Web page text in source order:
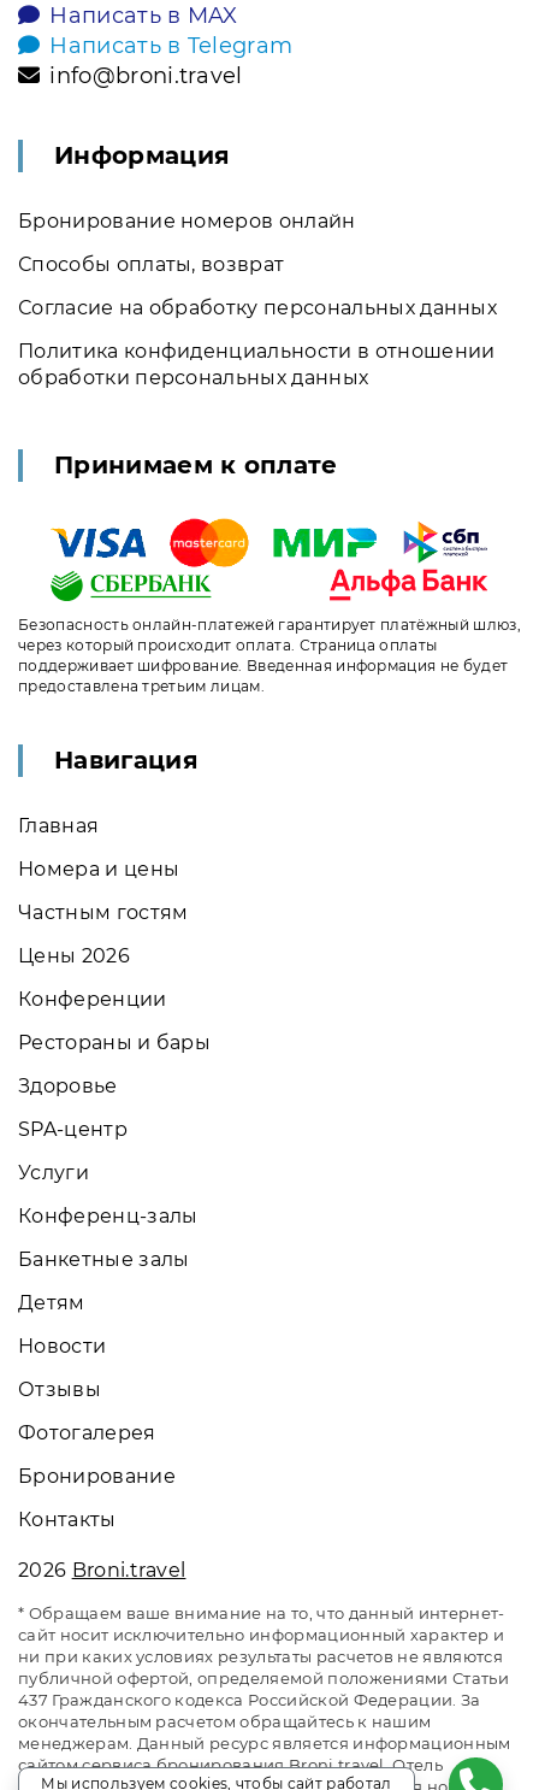
Написать в MAX
Написать в Telegram
info@broni.travel
Информация
Бронирование номеров онлайн
Способы оплаты, возврат
Согласие на обработку персональных данных
Политика конфиденциальности в отношении
обработки персональных данных
Принимаем к оплате
Безопасность онлайн-платежей гарантирует платёжный шлюз,
через который происходит оплата. Страница оплаты
поддерживает шифрование. Введенная информация не будет
предоставлена третьим лицам.
Навигация
Главная
Номера и цены
Частным гостям
Цены 2026
Конференции
Рестораны и бары
Здоровье
SPA-центр
Услуги
Конференц-залы
Банкетные залы
Детям
Новости
Отзывы
Фотогалерея
Бронирование
Контакты
2026 Broni.travel
* Обращаем ваше внимание на то, что данный интернет-
сайт носит исключительно информационный характер и
ни при каких условиях результаты расчетов не являются
публичной офертой, определяемой положениями Статьи
437 Гражданского кодекса Российской Федерации. За
окончательным расчетом обращайтесь к нашим
менеджерам. Данный ресурс является информационным
сайтом сервиса бронирования Broni.travel. Отель
Мы используем cookies, чтобы сайт работал